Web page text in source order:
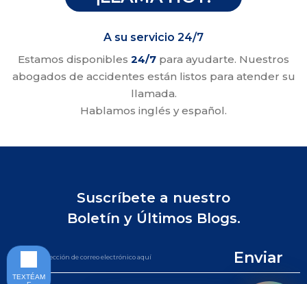
A su servicio 24/7
Estamos disponibles 24/7 para ayudarte. Nuestros
abogados de accidentes están listos para atender su
llamada.
Hablamos inglés y español.
Suscríbete a nuestro
Boletín y Últimos Blogs.
Enviar
TEXTÉAM